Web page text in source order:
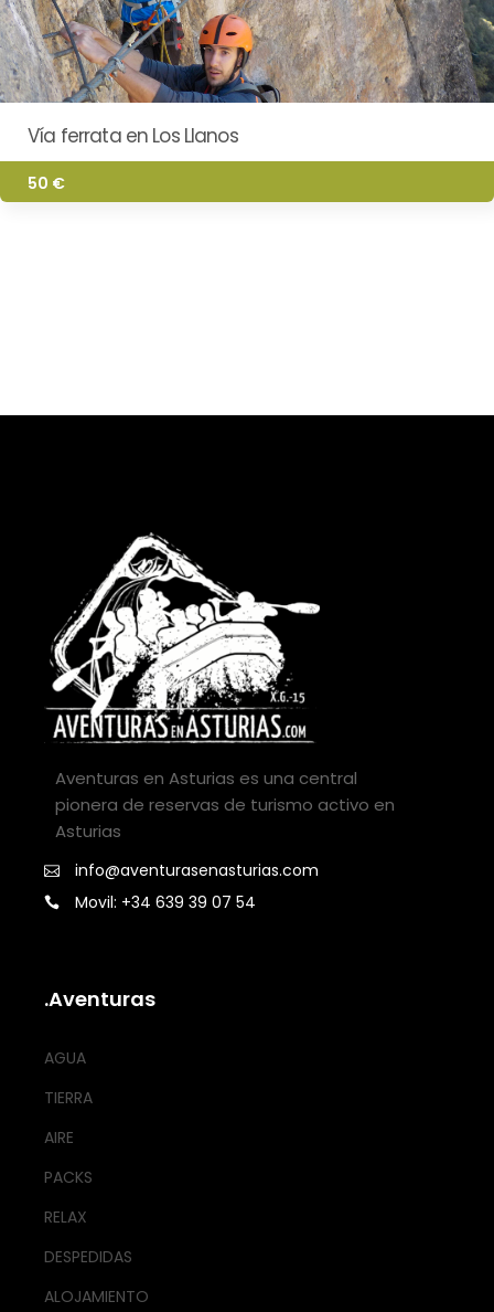
Vía ferrata en Los Llanos
50 €
Aventuras en Asturias es una central
pionera de reservas de turismo activo en
Asturias
info@aventurasenasturias.com
Movil: +34 639 39 07 54
.Aventuras
AGUA
TIERRA
AIRE
PACKS
RELAX
DESPEDIDAS
ALOJAMIENTO